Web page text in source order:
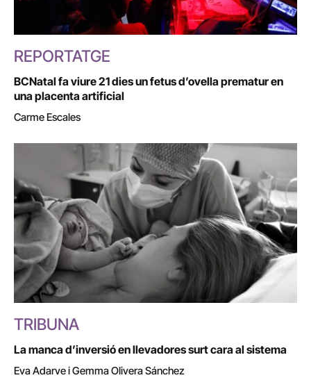
REPORTATGE
BCNatal fa viure 21 dies un fetus d’ovella prematur en
una placenta artificial
Carme Escales
TRIBUNA
La manca d’inversió en llevadores surt cara al sistema
Eva Adarve i Gemma Olivera Sánchez